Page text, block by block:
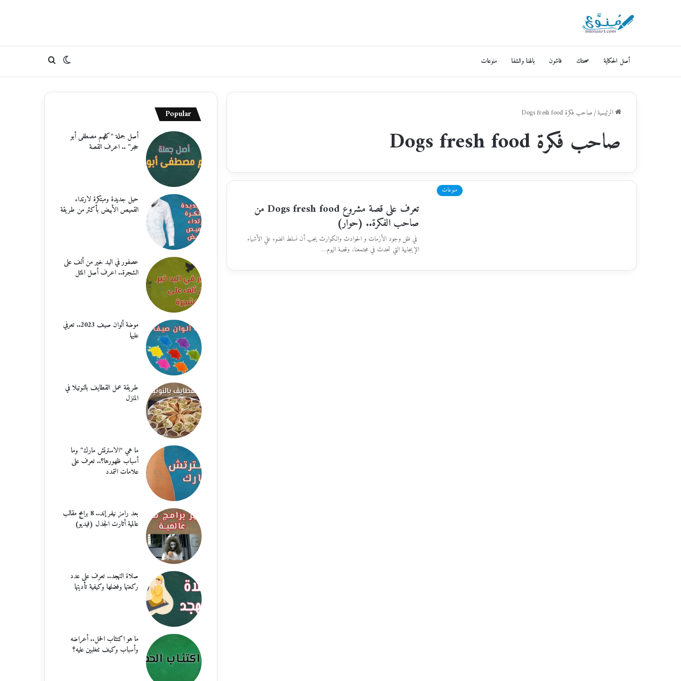
أصل الحكاية صحتك فاشون بالهنا والشفا منوعات بحثالوضع
المظلم
الرئيسية/صاحب فكرة Dogs fresh food
صاحب فكرة Dogs fresh food
منوعات
تعرف على قصة مشروع Dogs fresh food من
صاحب الفكرة.. (حوار)
في ظل وجود الأزمات و الحوادث والكوارث يجب أن نسلط الضوء علي الأشياء
الإيجابية التي تحدث في مجتمعنا، وقصة اليوم…
Popular
أصل جملة “كلهم مصطفى أبو
حجر” .. اعرف القصة
حيل جديدة ومبتكرة لارتداء
القميص الأبيض بأكثر من طريقة
عصفور في اليد خير من ألف على
الشجرة.. اعرف أصل المثل
موضة ألوان صيف 2023.. تعرفي
عليها
طريقة عمل القطايف بالنوتيلا في
المنزل
ما هي “الاسترتش مارك” وما
أسباب ظهورها؟.. تعرف على
علامات التمدد
بعد رامز نيفر إند.. 8 برامج مقالب
عالمية أثارت الجدل (فيديو)
صلاة التهجد.. تعرف على عدد
ركعتها وفضلها وكيفية تأديتها
ما هو اكتئاب الحمل.. أعراضه
وأسباب وكيف تتغلبين عليه؟